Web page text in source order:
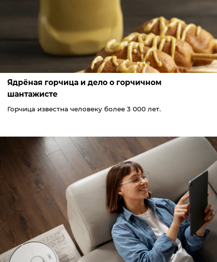
Ядрёная горчица и дело о горчичном
шантажисте
Горчица известна человеку более 3 000 лет.